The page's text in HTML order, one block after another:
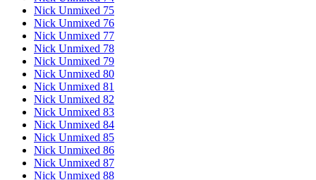
Nick Unmixed 75
Nick Unmixed 76
Nick Unmixed 77
Nick Unmixed 78
Nick Unmixed 79
Nick Unmixed 80
Nick Unmixed 81
Nick Unmixed 82
Nick Unmixed 83
Nick Unmixed 84
Nick Unmixed 85
Nick Unmixed 86
Nick Unmixed 87
Nick Unmixed 88